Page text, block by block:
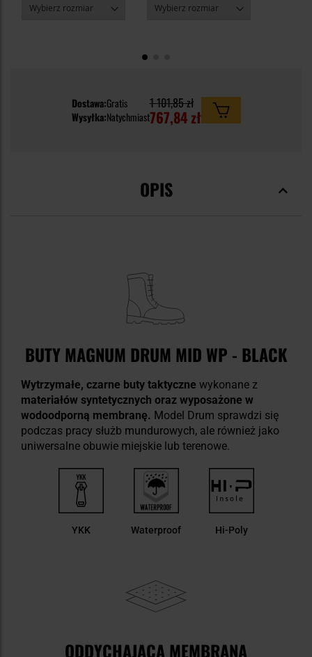
Dostawa:Gratis
Wysyłka:Natychmiast
1 101,85 zł
767,84 zł
OPIS
BUTY MAGNUM DRUM MID WP - BLACK
Wytrzymałe, czarne buty taktyczne wykonane z
materiałów syntetycznych oraz wyposażone w
wodoodporną membranę. Model Drum sprawdzi się
podczas pracy służb mundurowych, ale również jako
uniwersalne obuwie miejskie lub terenowe.
YKK Waterproof Hi-Poly
ODDYCHAJĄCA MEMBRANA